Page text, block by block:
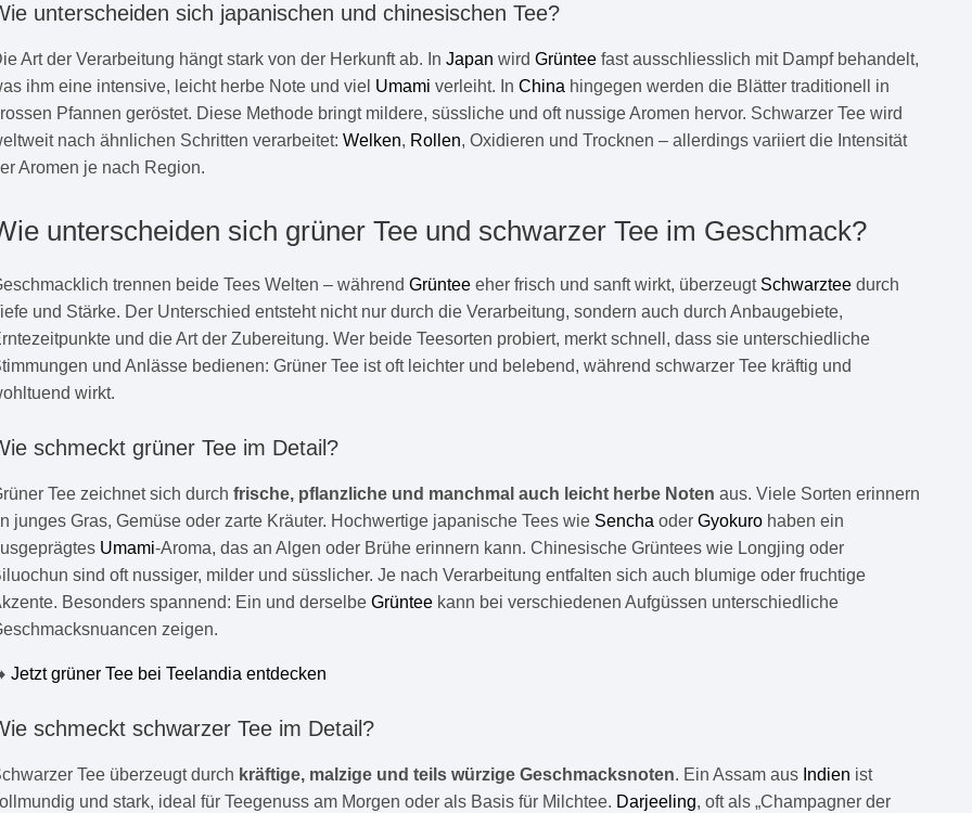
unterscheiden sich japanischen und chinesischen Tee?
Art der Verarbeitung hängt stark von der Herkunft ab. InJapan wirdGrüntee fast ausschliesslich mit Dampf behandelt,
ihm eine intensive, leicht herbe Note und viel Umami verleiht. InChina hingegen werden die Blätter traditionell in
Pfannen geröstet. Diese Methode bringt mildere, süssliche und oft nussige Aromen hervor. Schwarzer Tee wird
nach ähnlichen Schritten verarbeitet:Welken, Rollen, Oxidieren und Trocknen – allerdings variiert die Intensität
Aromen je nach Region.
unterscheiden sich grüner Tee und schwarzer Tee im Geschmack?
trennen beide Tees Welten – währendGrüntee eher frisch und sanft wirkt, überzeugt Schwarztee durch
und Stärke. Der Unterschied entsteht nicht nur durch die Verarbeitung, sondern auch durch Anbaugebiete,
und die Art der Zubereitung. Wer beide Teesorten probiert, merkt schnell, dass sie unterschiedliche
und Anlässe bedienen: Grüner Tee ist oft leichter und belebend, während schwarzer Tee kräftig und
wirkt.
schmeckt grüner Tee im Detail?
Tee zeichnet sich durchfrische, pflanzliche und manchmal auch leicht herbe Noten aus. Viele Sorten erinnern
junges Gras, Gemüse oder zarte Kräuter. Hochwertige japanische Tees wie Sencha oderGyokuro haben ein
Umami-Aroma, das an Algen oder Brühe erinnern kann. Chinesische Grüntees wie Longjing oder
sind oft nussiger, milder und süsslicher. Je nach Verarbeitung entfalten sich auch blumige oder fruchtige
Besonders spannend: Ein und derselbeGrüntee kann bei verschiedenen Aufgüssen unterschiedliche
zeigen.
Jetzt grüner Tee bei Teelandia entdecken
schmeckt schwarzer Tee im Detail?
Tee überzeugt durch kräftige, malzige und teils würzige Geschmacksnoten. Ein Assam aus Indien ist
und stark, ideal für Teegenuss am Morgen oder als Basis für Milchtee. Darjeeling, oft als „Champagner der